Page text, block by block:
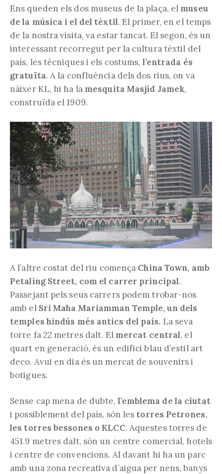
Ens queden els dos museus de la plaça, el museu
de la música i el del tèxtil. El primer, en el temps
de la nostra visita, va estar tancat. El segon, és un
interessant recorregut per la cultura tèxtil del
país, les tècniques i els costums,l’entrada és
gratuïta. A la confluència dels dos rius, on va
nàixer KL, hi ha la mesquita Masjid Jamek,
construïda el 1909.
A l’altre costat del riu comença China Town, amb
Petaling Street, com el carrer principal.
Passejant pels seus carrers podem trobar-nos
amb el Sri Maha Mariamman Temple, un dels
temples hindús més antics del país. La seva
torre fa 22 metres dalt. El mercat central, el
quart en generació, és un edifici blau d’estil art
deco. Avui en dia és un mercat de souvenirs i
botigues.
Sense cap mena de dubte,l’emblema de la ciutat
i possiblement del país, són les torres Petrones,
les torres bessones o KLCC. Aquestes torres de
451.9 metres dalt, són un centre comercial, hotels
i centre de convencions. Al davant hi ha un parc
amb una zona recreativa d’aigua per nens, banys